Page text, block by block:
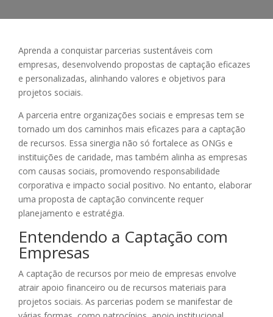
Aprenda a conquistar parcerias sustentáveis com
empresas, desenvolvendo propostas de captação eficazes
e personalizadas, alinhando valores e objetivos para
projetos sociais.
A parceria entre organizações sociais e empresas tem se
tornado um dos caminhos mais eficazes para a captação
de recursos. Essa sinergia não só fortalece as ONGs e
instituições de caridade, mas também alinha as empresas
com causas sociais, promovendo responsabilidade
corporativa e impacto social positivo. No entanto, elaborar
uma proposta de captação convincente requer
planejamento e estratégia.
Entendendo a Captação com
Empresas
A captação de recursos por meio de empresas envolve
atrair apoio financeiro ou de recursos materiais para
projetos sociais. As parcerias podem se manifestar de